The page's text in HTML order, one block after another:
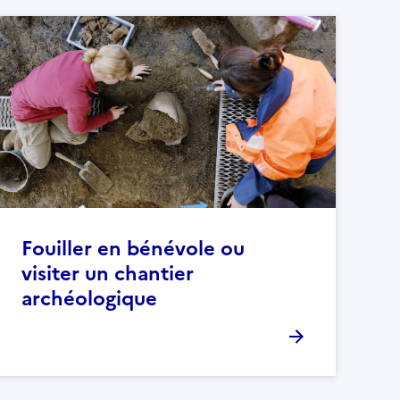
Fouiller en bénévole ou
visiter un chantier
archéologique